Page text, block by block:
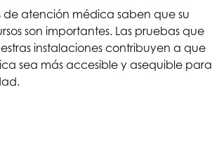
de atención médica saben que su
son importantes. Las pruebas que
instalaciones contribuyen a que
sea más accesible y asequible para